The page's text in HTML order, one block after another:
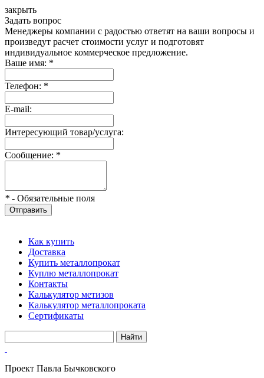
закрыть
Задать вопрос
Менеджеры компании с радостью ответят на ваши вопросы и
произведут расчет стоимости услуг и подготовят
индивидуальное коммерческое предложение.
Ваше имя: *
Телефон: *
E-mail:
Интересующий товар/услуга:
Сообщение: *
* - Обязательные поля
Отправить
Как купить
Доставка
Купить металлопрокат
Куплю металлопрокат
Контакты
Калькулятор метизов
Калькулятор металлопроката
Сертификаты
Проект Павла Бычковского